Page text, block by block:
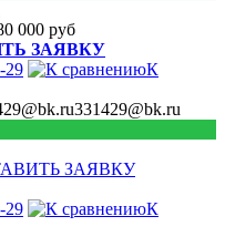
000 руб
ЗАЯВКУ
29
К
331429@bk.ru
29
К